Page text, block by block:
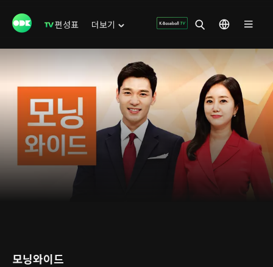
편성표 더보기
모닝와이드